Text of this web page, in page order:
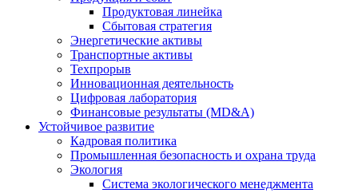
Продуктовая линейка
Сбытовая стратегия
Энергетические активы
Транспортные активы
Техпрорыв
Инновационная деятельность
Цифровая лаборатория
Финансовые результаты (MD&A)
Устойчивое развитие
Кадровая политика
Промышленная безопасность и охрана труда
Экология
Система экологического менеджмента